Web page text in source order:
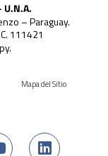
– Paraguay.
111421
Mapa del Sitio